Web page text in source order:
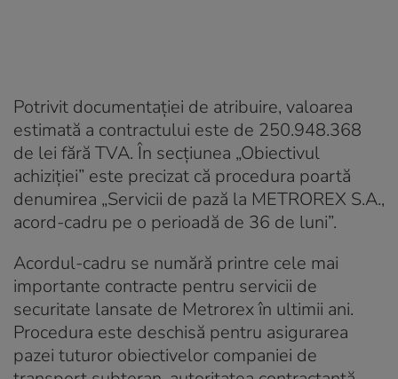
Potrivit documentației de atribuire, valoarea
estimată a contractului este de 250.948.368
de lei fără TVA. În secțiunea „Obiectivul
achiziției” este precizat că procedura poartă
denumirea „Servicii de pază la METROREX S.A.,
acord-cadru pe o perioadă de 36 de luni”.
Acordul-cadru se numără printre cele mai
importante contracte pentru servicii de
securitate lansate de Metrorex în ultimii ani.
Procedura este deschisă pentru asigurarea
pazei tuturor obiectivelor companiei de